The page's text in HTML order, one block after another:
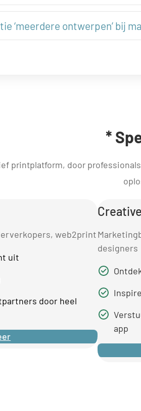
‘meerdere ontwerpen’ bij
*
printplatform, door
web2print
uit
door heel
designers
app